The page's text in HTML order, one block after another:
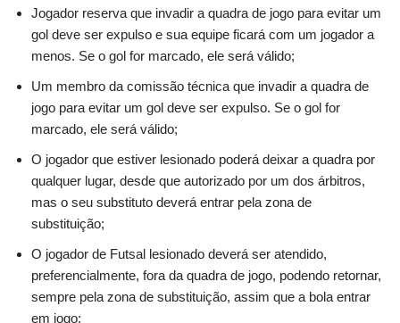
Jogador reserva que invadir a quadra de jogo para evitar um
gol deve ser expulso e sua equipe ficará com um jogador a
menos. Se o gol for marcado, ele será válido;
Um membro da comissão técnica que invadir a quadra de
jogo para evitar um gol deve ser expulso. Se o gol for
marcado, ele será válido;
O jogador que estiver lesionado poderá deixar a quadra por
qualquer lugar, desde que autorizado por um dos árbitros,
mas o seu substituto deverá entrar pela zona de
substituição;
O jogador de Futsal lesionado deverá ser atendido,
preferencialmente, fora da quadra de jogo, podendo retornar,
sempre pela zona de substituição, assim que a bola entrar
em jogo;